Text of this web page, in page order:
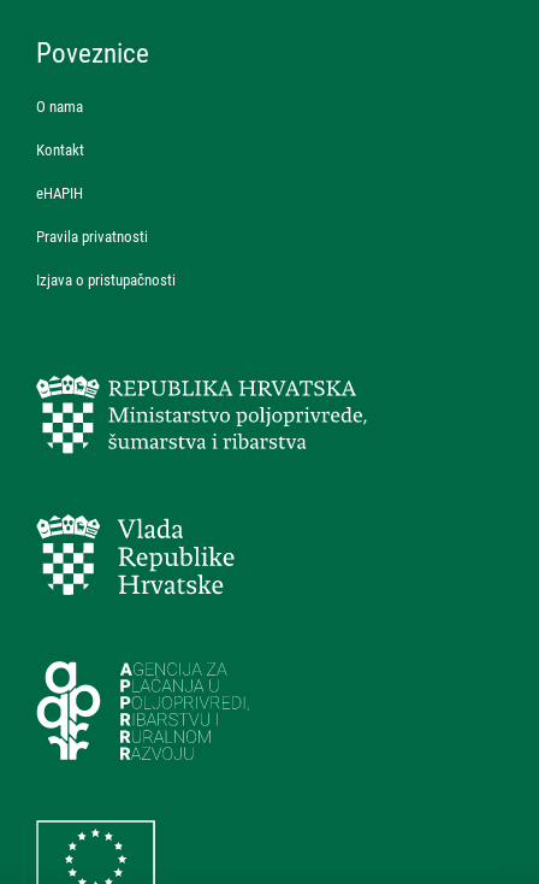
Poveznice
O nama
Kontakt
eHAPIH
Pravila privatnosti
Izjava o pristupačnosti